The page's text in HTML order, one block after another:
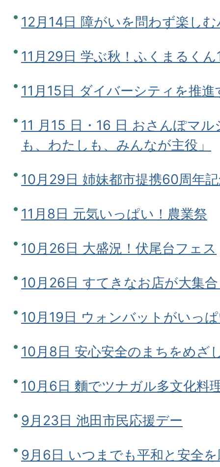
12月14日 障がいを問わず楽し
11月29日 学ぶ秋！ふくまるく
11月15日 ダイバーシティを推
11 月15 日・16 日 おさんぽマ
も、わたしも、みんなが主役」
10月29日 姉妹都市提携60周年
11月8日 元気いっぱい！農業祭
10月26日 大盛況！伏尾台フェス
10月26日 すてきなお店が大集
10月19日 ウォンバットがいっ
10月8日 安心安全のまちをめざ
10月6日 麵でツナガル多文化料
9月23日 池田市民応援デー
9月6日 いつまでも平和と安全